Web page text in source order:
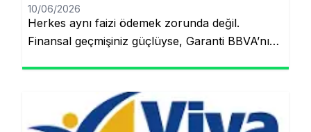
10/06/2026
Herkes aynı faizi ödemek zorunda değil.
Finansal geçmişiniz güçlüyse, Garanti BBVA’nın
Aynı sayfada kalacaksınız. Standart Kredi
Anlayışı Tarih Oluyor: Başkalarının Finansal